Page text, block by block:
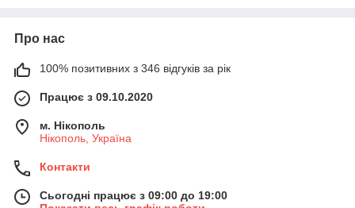
Про нас
100% позитивних з 346 відгуків за рік
Працює з 09.10.2020
м. Нікополь
Нікополь, Україна
Контакти
Сьогодні працює з 09:00 до 19:00